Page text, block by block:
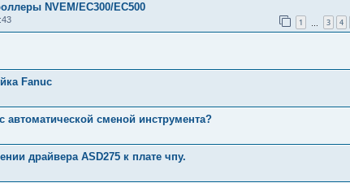
NVEM/EC300/EC500
1 3 4
Fanuc
сменой инструмента?
драйвера ASD275 к плате чпу.